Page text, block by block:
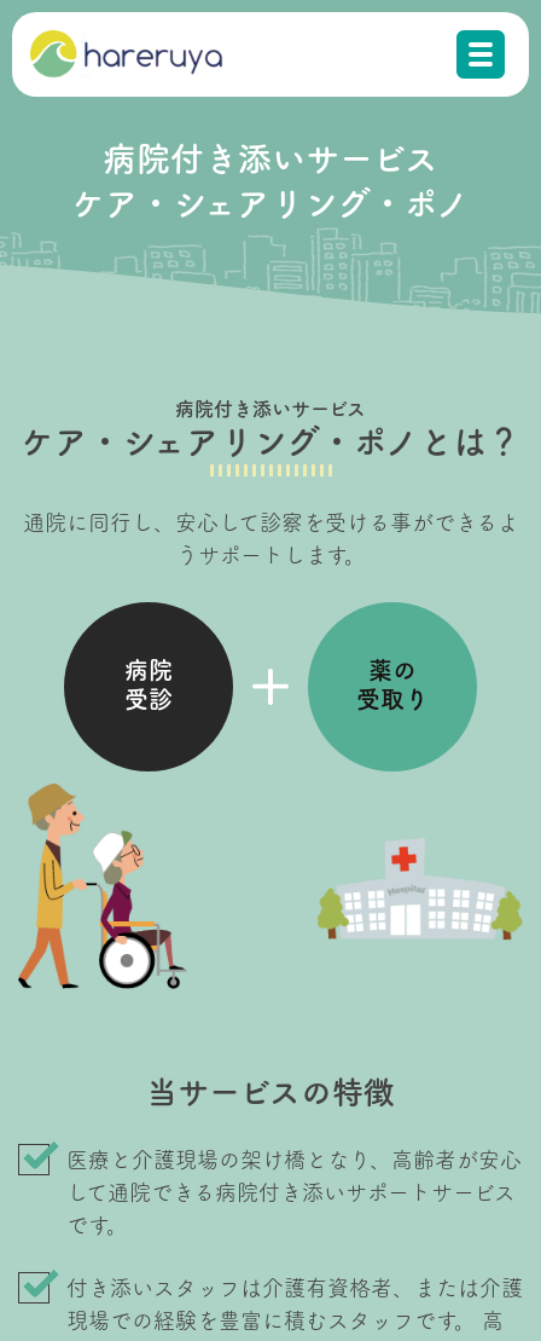
病院付き添いサービス
ケア・シェアリング・ポノ
病院付き添いサービス
ケア・シェアリング・ポノとは？
通院に同行し、安心して診察を受ける事ができるよ
うサポートします。
病院
受診
薬の
受取り
当サービスの特徴
医療と介護現場の架け橋となり、高齢者が安心
して通院できる病院付き添いサポートサービス
です。
付き添いスタッフは介護有資格者、または介護
現場での経験を豊富に積むスタッフです。 高